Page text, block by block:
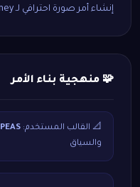
إنشاء أمر صورة احترافي لـ Midjourney
🧩 منهجية بناء الأمر
📐 القالب المستخدم: PEAS
والسياق